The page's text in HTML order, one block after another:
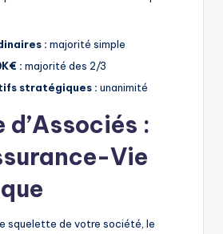
: majorité simple
: majorité des 2/3
stratégiques : unanimité
d’Associés :
Vie
squelette de votre société, le